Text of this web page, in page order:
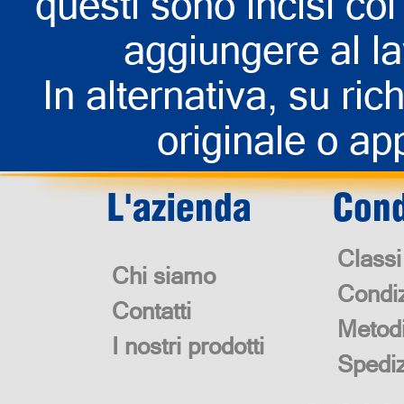
aggiungere al
In alternativa, su
originale o
L'azienda
Chi siamo
Contatti
I nostri prodotti